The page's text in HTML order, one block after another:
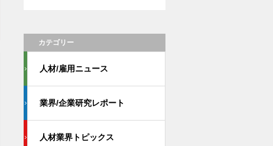
カテゴリー
人材/雇用ニュース
業界/企業研究レポート
人材業界トピックス